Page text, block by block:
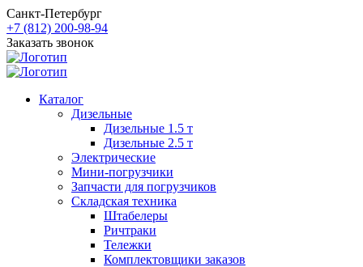
Санкт-Петербург
+7 (812) 200-98-94
Заказать звонок
Каталог
Дизельные
Дизельные 1.5 т
Дизельные 2.5 т
Электрические
Мини-погрузчики
Запчасти для погрузчиков
Складская техника
Штабелеры
Ричтраки
Тележки
Комплектовщики заказов